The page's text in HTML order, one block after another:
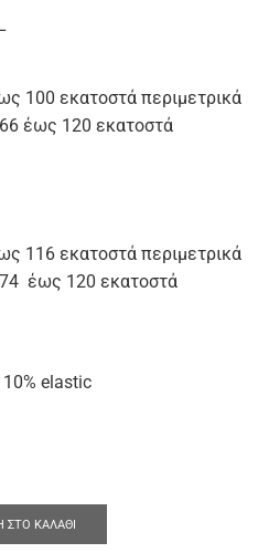
100 εκατοστά περιμετρικά
έως 120 εκατοστά
116 εκατοστά περιμετρικά
74 έως 120 εκατοστά
elastic
ΣΤΟ ΚΑΛΆΘΙ